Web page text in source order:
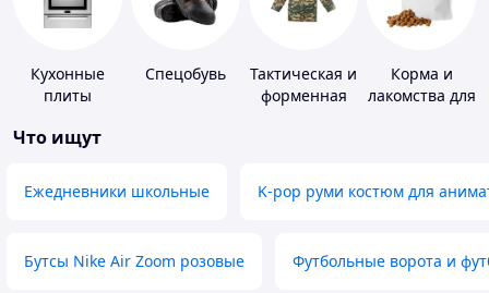
Кухонные
плиты
Спецобувь
Тактическая и
форменная
Корма и
лакомства для
Что ищут
Ежедневники школьные K-pop руми костюм для
Бутсы Nike Air Zoom розовые Футбольные ворота и